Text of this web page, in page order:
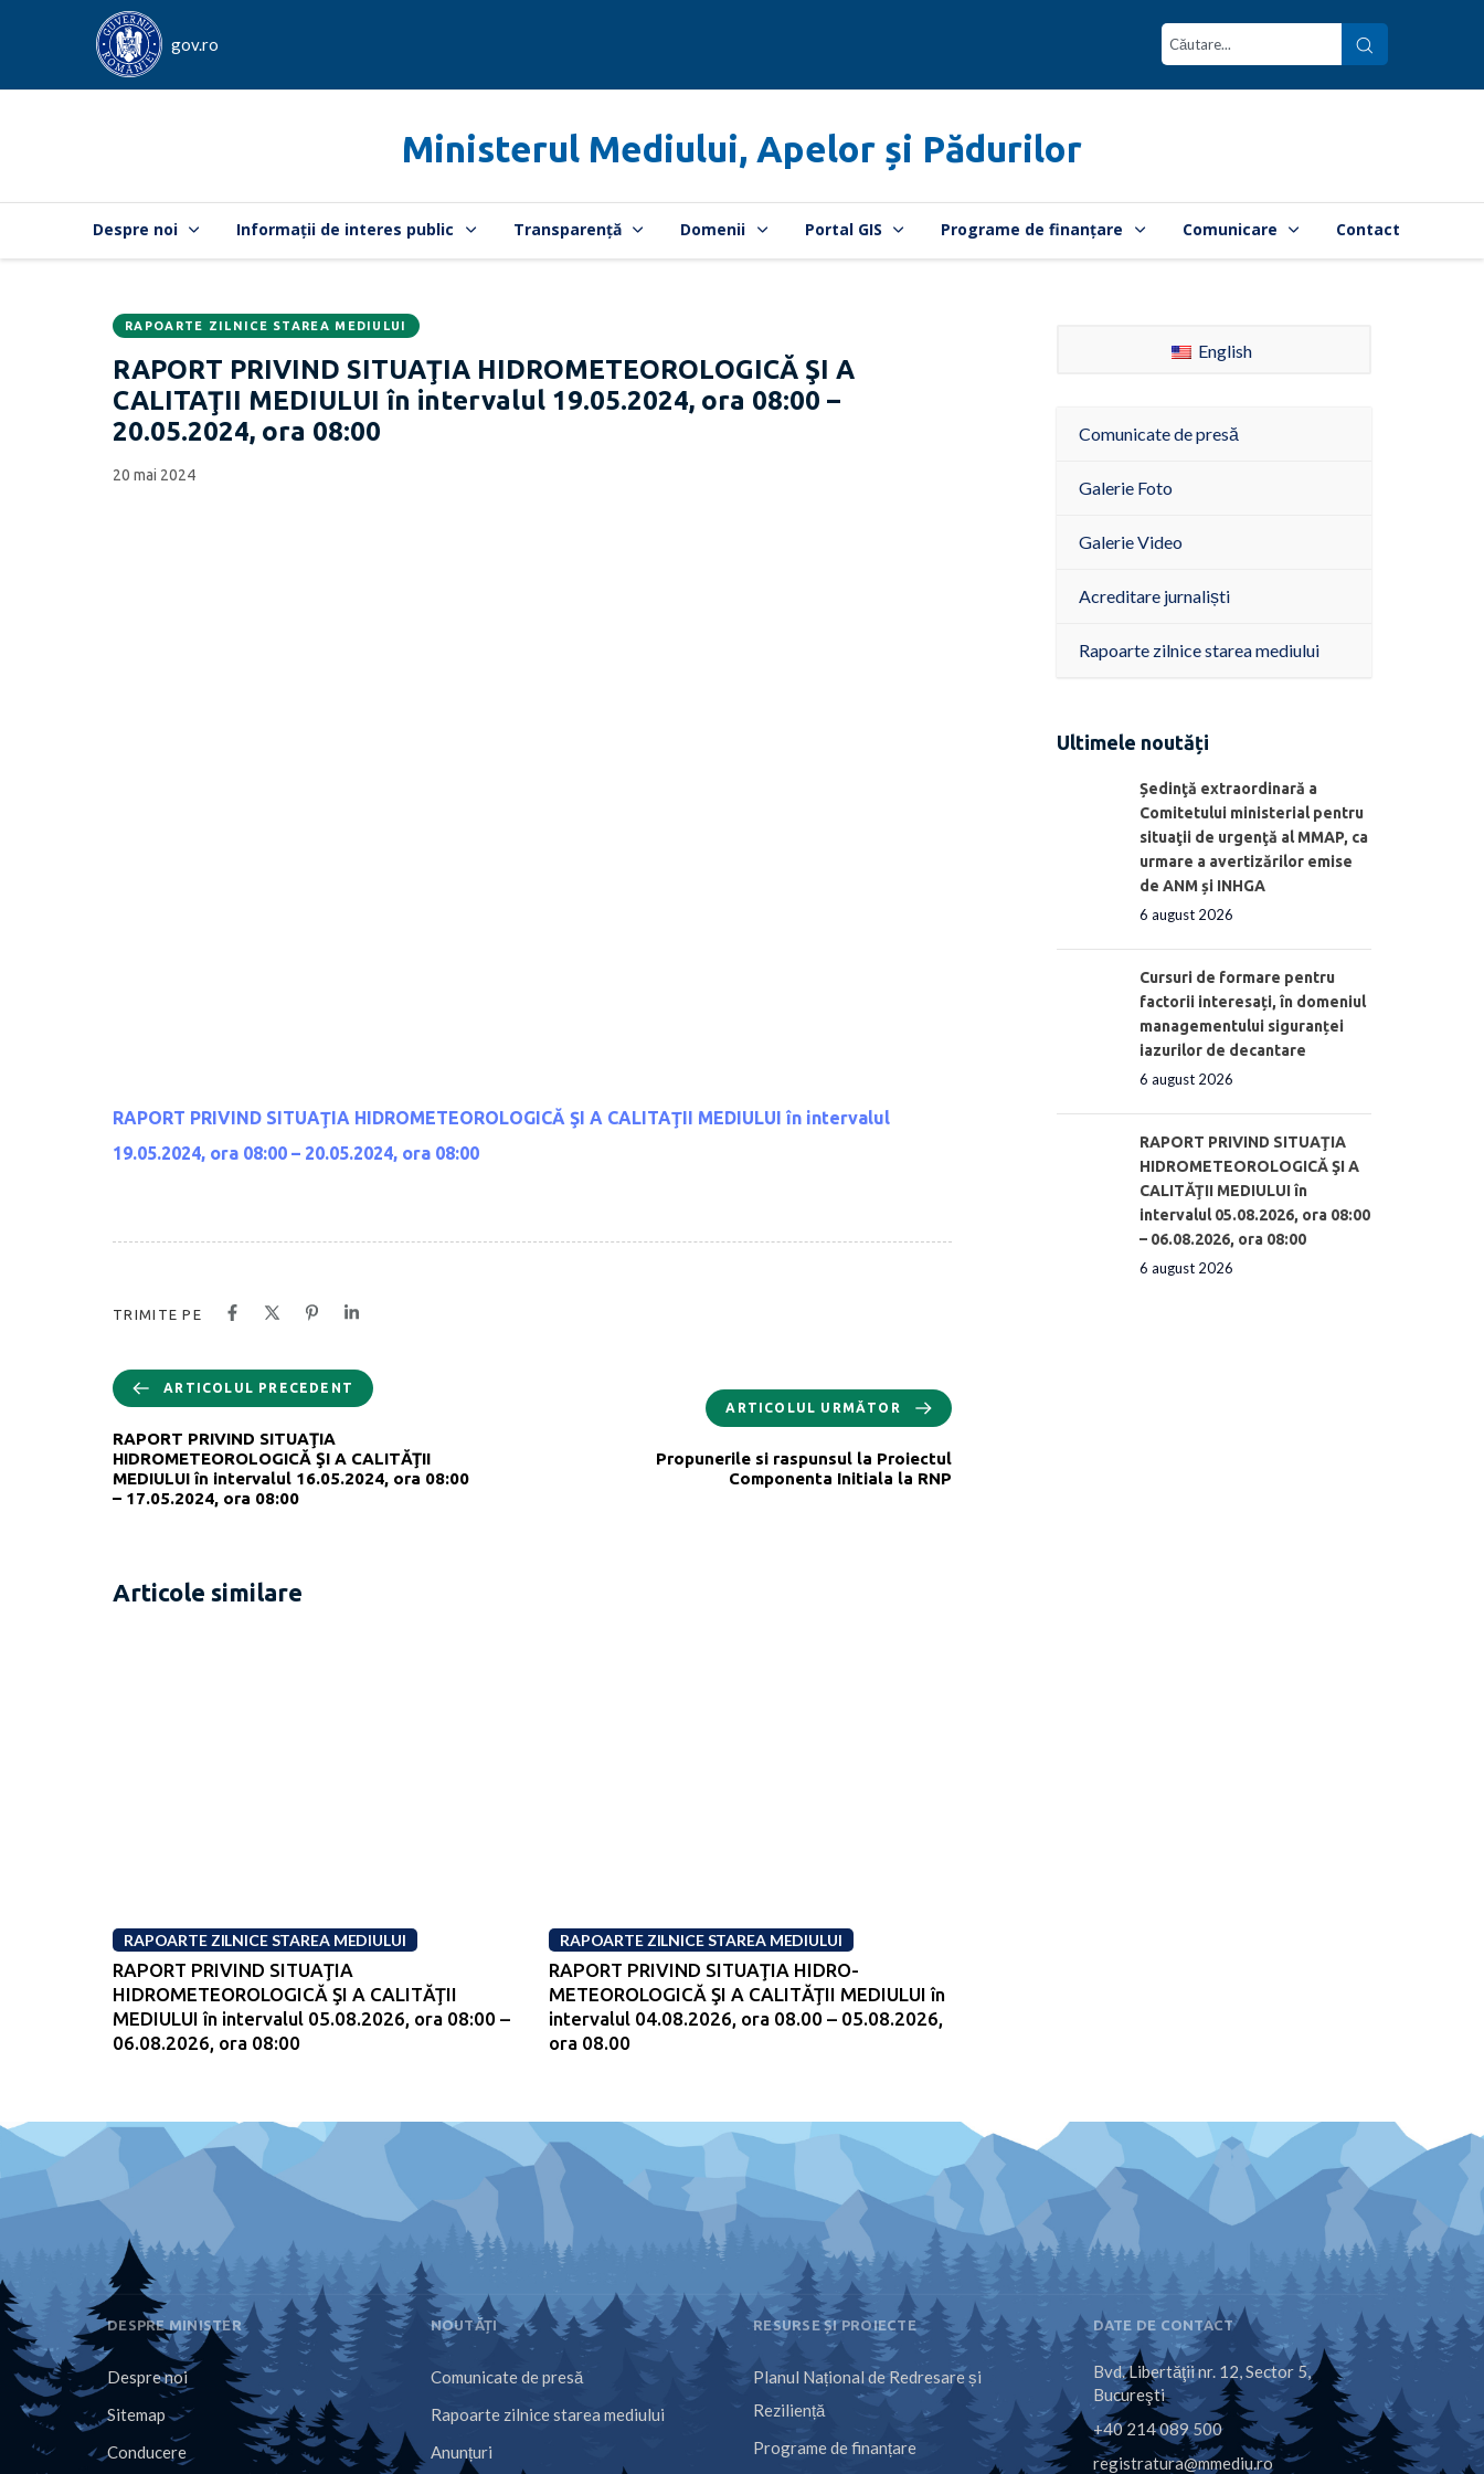
gov.ro
Ministerul Mediului, Apelor și Pădurilor
Despre noi Informații de interes public Transparență Domenii Portal GIS Programe de finanțare Comunicare Contact
CATEGORIA:
RAPOARTE ZILNICE STAREA MEDIULUI
RAPORT PRIVIND SITUAŢIA HIDROMETEOROLOGICĂ ŞI A
CALITAŢII MEDIULUI în intervalul 19.05.2024, ora 08:00 –
20.05.2024, ora 08:00
Data
publicării:
20 mai 2024
RAPORT PRIVIND SITUAŢIA HIDROMETEOROLOGICĂ ŞI A CALITAŢII MEDIULUI în intervalul
19.05.2024, ora 08:00 – 20.05.2024, ora 08:00
TRIMITE PE
ARTICOLUL PRECEDENT
RAPORT PRIVIND SITUAŢIA
HIDROMETEOROLOGICĂ ŞI A CALITĂŢII
MEDIULUI în intervalul 16.05.2024, ora 08:00
– 17.05.2024, ora 08:00
ARTICOLUL URMĂTOR
Propunerile si raspunsul la Proiectul
Componenta Initiala la RNP
Articole similare
RAPOARTE ZILNICE STAREA MEDIULUI
RAPORT PRIVIND SITUAŢIA
HIDROMETEOROLOGICĂ ŞI A CALITĂŢII
MEDIULUI în intervalul 05.08.2026, ora 08:00 –
06.08.2026, ora 08:00
RAPOARTE ZILNICE STAREA MEDIULUI
RAPORT PRIVIND SITUAŢIA HIDRO-
METEOROLOGICĂ ŞI A CALITĂŢII MEDIULUI în
intervalul 04.08.2026, ora 08.00 – 05.08.2026,
ora 08.00
English
Comunicate de presă
Galerie Foto
Galerie Video
Acreditare jurnaliști
Rapoarte zilnice starea mediului
Ultimele noutăți
Ședinţă extraordinară a
Comitetului ministerial pentru
situaţii de urgenţă al MMAP, ca
urmare a avertizărilor emise
de ANM și INHGA
6 august 2026
Cursuri de formare pentru
factorii interesați, în domeniul
managementului siguranței
iazurilor de decantare
6 august 2026
RAPORT PRIVIND SITUAŢIA
HIDROMETEOROLOGICĂ ŞI A
CALITĂŢII MEDIULUI în
intervalul 05.08.2026, ora 08:00
– 06.08.2026, ora 08:00
6 august 2026
DESPRE MINISTER
Despre noi
Sitemap
Conducere
NOUTĂȚI
Comunicate de presă
Rapoarte zilnice starea mediului
Anunțuri
RESURSE ȘI PROIECTE
Planul Național de Redresare și
Reziliență
Programe de finanțare
DATE DE CONTACT
Bvd. Libertăţii nr. 12, Sector 5,
Bucureşti
+40 214 089 500
registratura@mmediu.ro